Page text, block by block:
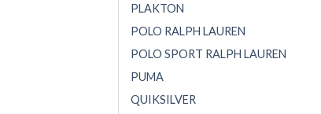
PLAKTON
POLO RALPH LAUREN
POLO SPORT RALPH LAUREN
PUMA
QUIKSILVER